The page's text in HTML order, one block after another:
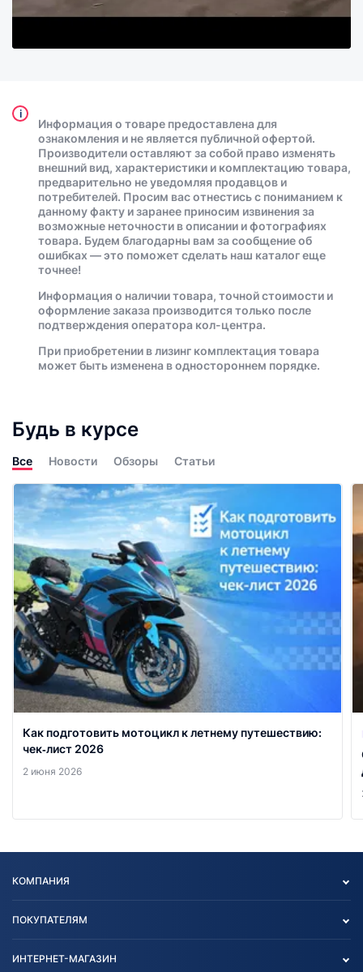
i
Информация о товаре предоставлена для
ознакомления и не является публичной офертой.
Производители оставляют за собой право изменять
внешний вид, характеристики и комплектацию товара,
предварительно не уведомляя продавцов и
потребителей. Просим вас отнестись с пониманием к
данному факту и заранее приносим извинения за
возможные неточности в описании и фотографиях
товара. Будем благодарны вам за сообщение об
ошибках — это поможет сделать наш каталог еще
точнее!
Информация о наличии товара, точной стоимости и
оформление заказа производится только после
подтверждения оператора кол-центра.
При приобретении в лизинг комплектация товара
может быть изменена в одностороннем порядке.
Будь в курсе
Все Новости Обзоры Статьи
Как подготовить мотоцикл к летнему путешествию:
чек‑лист 2026
2 июня 2026
КОМПАНИЯ
ПОКУПАТЕЛЯМ
ИНТЕРНЕТ-МАГАЗИН